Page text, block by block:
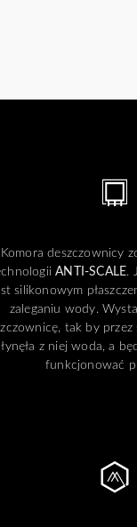
Komora deszczownicy
ANTI-SCALE.
silikonowym
zaleganiu wody.
tak by
z niej woda, a
funkcjonować